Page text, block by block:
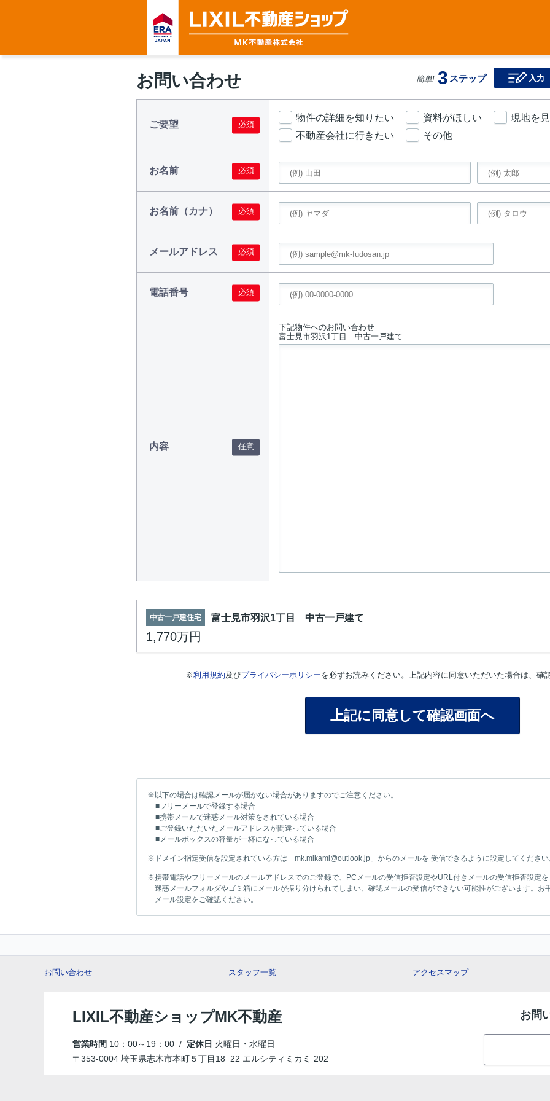
お問い合わせ 簡単! 3 ステップ 入力
ご要望
物件の詳細を知りたい 資料がほしい 現地を
不動産会社に行きたい
その他
お名前
お名前（カナ）
メールアドレス
電話番号
内容
下記物件へのお問い合わせ
富士見市羽沢1丁目 中古一戸建て
中古一戸建住宅 富士見市羽沢1丁目 中古一戸建て
1,770万円
※利用規約及びプライバシーポリシーを必ずお読みください。上記内容に同意いただいた場合は、確
※以下の場合は確認メールが届かない場合がありますのでご注意ください。
■フリーメールで登録する場合
■携帯メールで迷惑メール対策をされている場合
■ご登録いただいたメールアドレスが間違っている場合
■メールボックスの容量が一杯になっている場合
※ドメイン指定受信を設定されている方は「mk.mikami@outlook.jp」からのメールを 受信できるように設定してください
※携帯電話やフリーメールのメールアドレスでのご登録で、PCメールの受信拒否設定やURL付きメールの受信拒否設定
迷惑メールフォルダやゴミ箱にメールが振り分けられてしまい、確認メールの受信ができない可能性がございます。お
メール設定をご確認ください。
お問い合わせ スタッフ一覧 アクセスマップ
LIXIL不動産ショップMK不動産
営業時間 10：00～19：00 / 定休日 火曜日・水曜日
〒353-0004 埼玉県志木市本町５丁目18−22 エルシティミカミ 202
お問